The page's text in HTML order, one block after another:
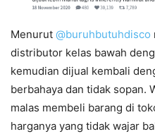
Menurut @buruhbutuhdisco
distributor kelas bawah
kemudian dijual kembali
berbahaya dan tidak sopan.
malas membeli barang di
harganya yang tidak wajar